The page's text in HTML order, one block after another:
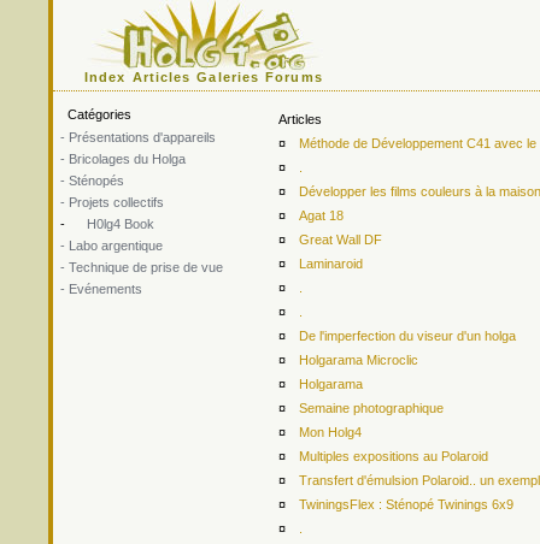
Index Articles Galeries Forums
Catégories
- Présentations d'appareils
- Bricolages du Holga
- Sténopés
- Projets collectifs
-
H0lg4 Book
- Labo argentique
- Technique de prise de vue
- Evénements
Articles
¤
Méthode de Développement C41 avec
¤
¤
Développer les films couleurs à la
¤
Agat 18
¤
Great Wall DF
¤
Laminaroid
¤
¤
¤
De l'imperfection du viseur d'un holga
¤
Holgarama Microclic
¤
Holgarama
¤
Semaine photographique
¤
Mon Holg4
¤
Multiples expositions au Polaroid
¤
Transfert d'émulsion Polaroid.. un
¤
TwiningsFlex : Sténopé Twinings 6x9
¤